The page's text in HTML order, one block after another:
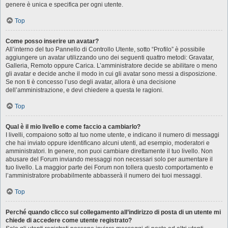
genere è unica e specifica per ogni utente.
Top
Come posso inserire un avatar?
All’interno del tuo Pannello di Controllo Utente, sotto “Profilo” è possibile
aggiungere un avatar utilizzando uno dei seguenti quattro metodi: Gravatar,
Galleria, Remoto oppure Carica. L’amministratore decide se abilitare o meno
gli avatar e decide anche il modo in cui gli avatar sono messi a disposizione.
Se non ti è concesso l’uso degli avatar, allora è una decisione
dell’amministrazione, e devi chiedere a questa le ragioni.
Top
Qual è il mio livello e come faccio a cambiarlo?
I livelli, compaiono sotto al tuo nome utente, e indicano il numero di messaggi
che hai inviato oppure identificano alcuni utenti, ad esempio, moderatori e
amministratori. In genere, non puoi cambiare direttamente il tuo livello. Non
abusare del Forum inviando messaggi non necessari solo per aumentare il
tuo livello. La maggior parte dei Forum non tollera questo comportamento e
l’amministratore probabilmente abbasserà il numero dei tuoi messaggi.
Top
Perché quando clicco sul collegamento all’indirizzo di posta di un utente mi
chiede di accedere come utente registrato?